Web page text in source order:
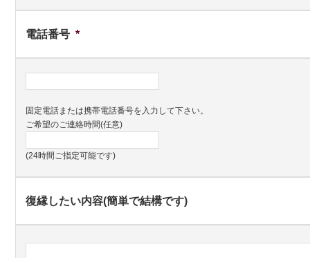
電話番号 *
固定電話または携帯電話番号を入力して下さい。
ご希望のご連絡時間(任意)
(24時間ご指定可能です)
復縁したい内容(簡単で結構です)